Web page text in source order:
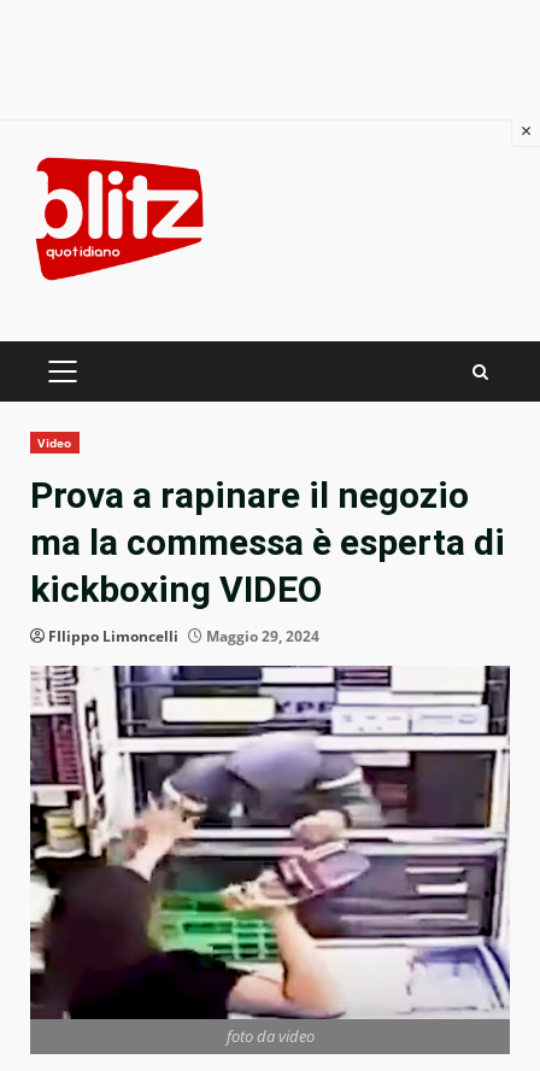
content
PRIMARY
Video
Prova a rapinare il negozio
ma la commessa è esperta di
kickboxing VIDEO
FIlippo Limoncelli Maggio 29, 2024
foto da video
×